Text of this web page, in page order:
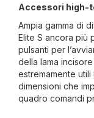
Accessori high-
Ampia gamma di
Elite S ancora più
pulsanti per
della lama
estremamente
dimensioni che
quadro comandi